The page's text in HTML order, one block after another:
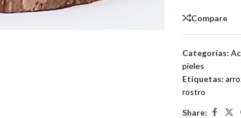
Compare
Categorías:
pieles
Etiquetas:
rostro
Share: